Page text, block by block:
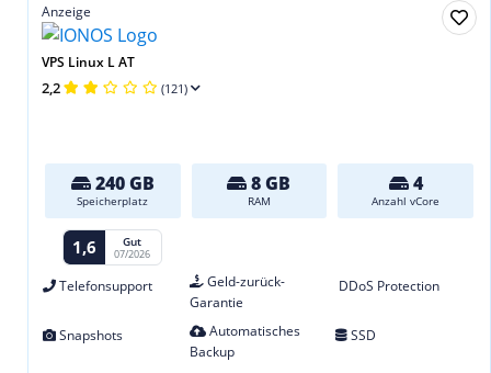
Anzeige
VPS Linux L AT
2,2 (121)
240 GB
Speicherplatz
8 GB
RAM
4
Anzahl vCore
1,6 Gut
07/2026
Telefonsupport
Geld-zurück-
Garantie
DDoS Protection
Snapshots
Automatisches
Backup
SSD